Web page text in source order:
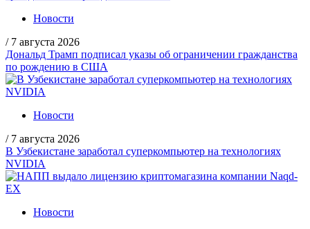
Новости
/ 7 августа 2026
Дональд Трамп подписал указы об ограничении гражданства
по рождению в США
Новости
/ 7 августа 2026
В Узбекистане заработал суперкомпьютер на технологиях
NVIDIA
Новости